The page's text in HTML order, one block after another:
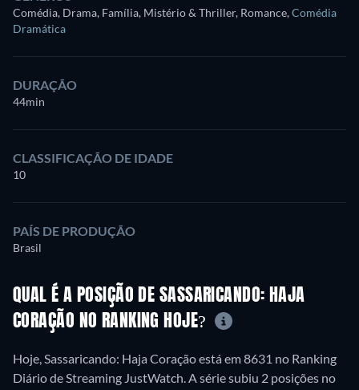
Comédia, Drama, Família, Mistério & Thriller, Romance,Comédia
Dramática
DURAÇÃO
44min
CLASSIFICAÇÃO DE IDADE
10
PAÍS DE PRODUÇÃO
Brasil
QUAL É A POSIÇÃO DE SASSARICANDO: HAJA
CORAÇÃO NO RANKING HOJE?
Hoje, Sassaricando: Haja Coração está em 8631 no Ranking
Diário de Streaming JustWatch. A série subiu 2 posições no